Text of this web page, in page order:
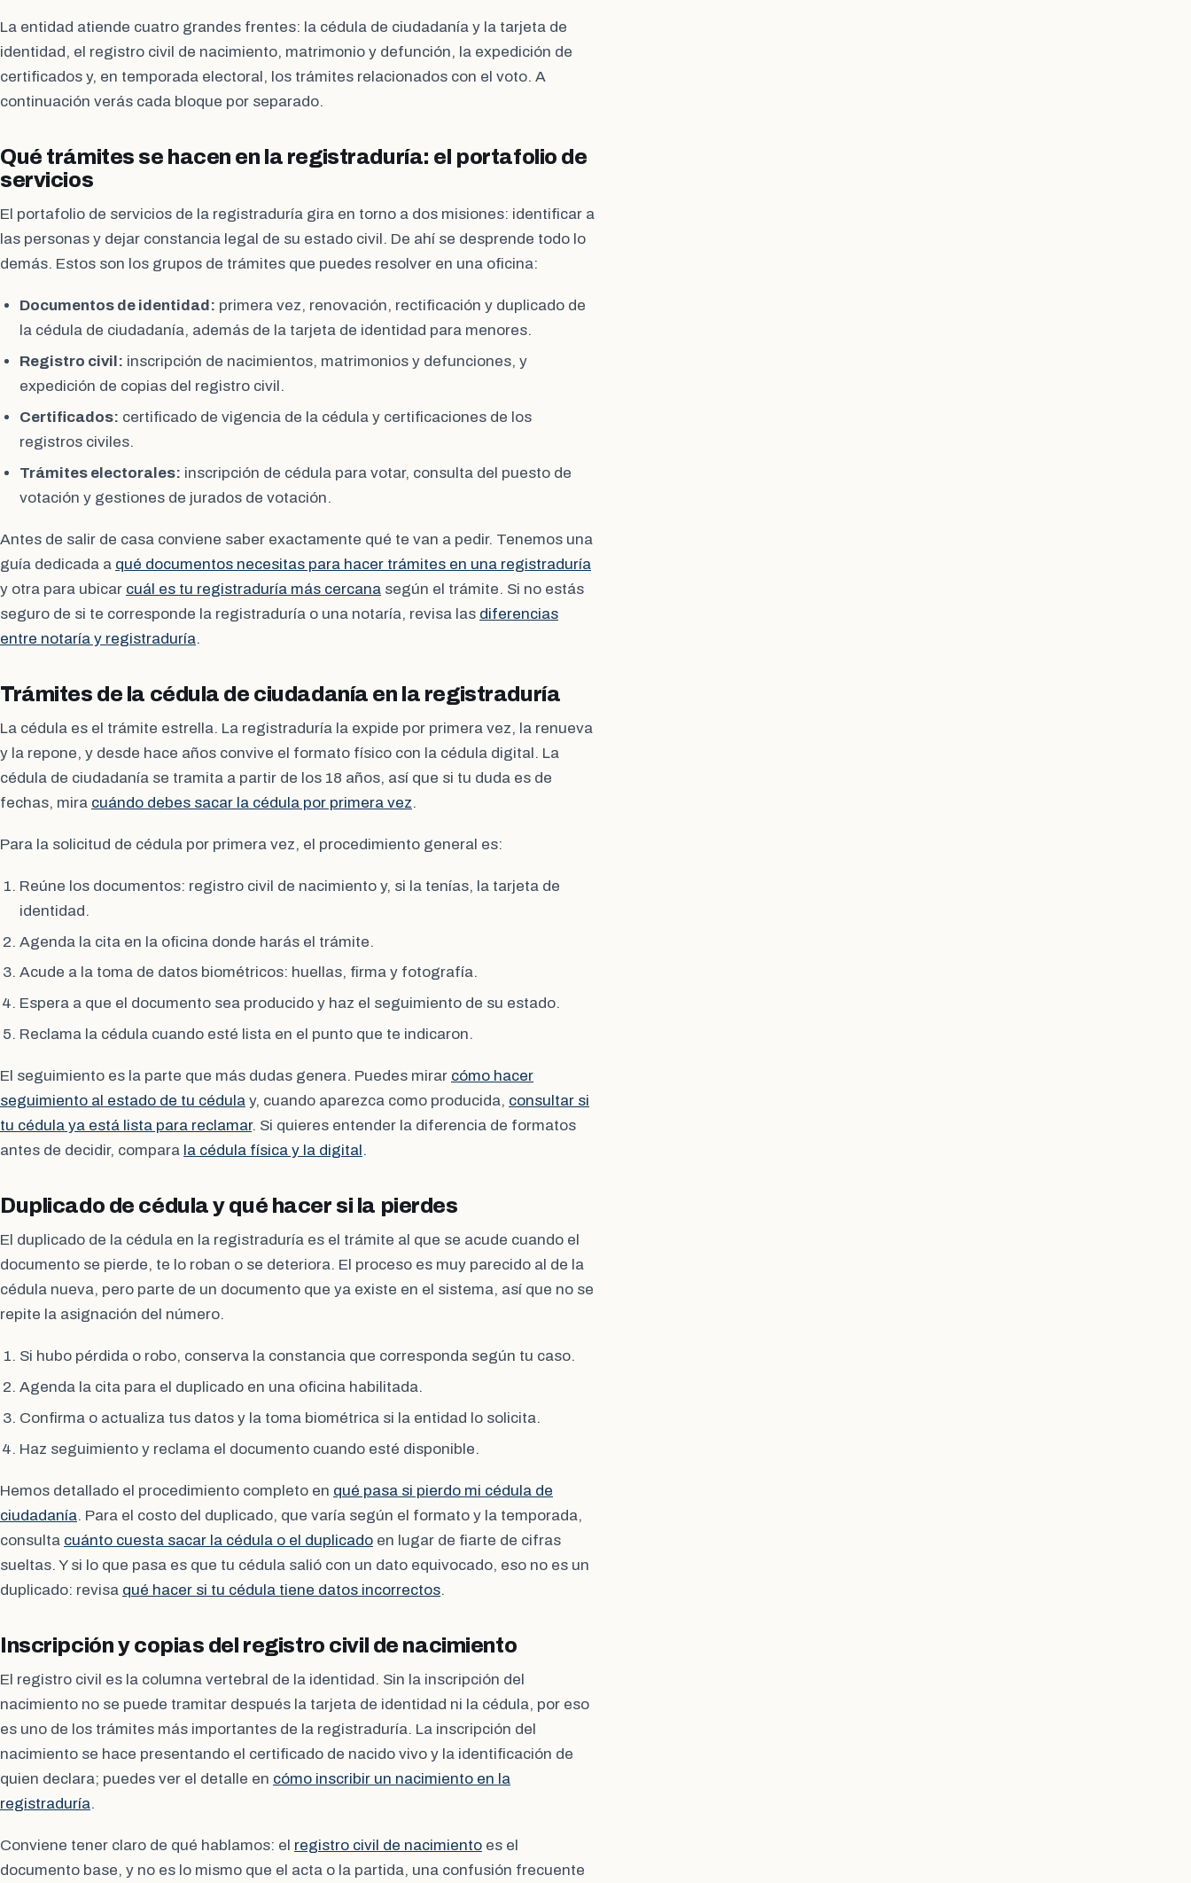
La entidad atiende cuatro grandes frentes: la cédula de ciudadanía y la tarjeta de
identidad, el registro civil de nacimiento, matrimonio y defunción, la expedición de
certificados y, en temporada electoral, los trámites relacionados con el voto. A
continuación verás cada bloque por separado.
Qué trámites se hacen en la registraduría: el portafolio de
servicios
El portafolio de servicios de la registraduría gira en torno a dos misiones: identificar a
las personas y dejar constancia legal de su estado civil. De ahí se desprende todo lo
demás. Estos son los grupos de trámites que puedes resolver en una oficina:
Documentos de identidad: primera vez, renovación, rectificación y duplicado de
la cédula de ciudadanía, además de la tarjeta de identidad para menores.
Registro civil: inscripción de nacimientos, matrimonios y defunciones, y
expedición de copias del registro civil.
Certificados: certificado de vigencia de la cédula y certificaciones de los
registros civiles.
Trámites electorales: inscripción de cédula para votar, consulta del puesto de
votación y gestiones de jurados de votación.
Antes de salir de casa conviene saber exactamente qué te van a pedir. Tenemos una
guía dedicada a qué documentos necesitas para hacer trámites en una registraduría
y otra para ubicar cuál es tu registraduría más cercana según el trámite. Si no estás
seguro de si te corresponde la registraduría o una notaría, revisa las diferencias
entre notaría y registraduría.
Trámites de la cédula de ciudadanía en la registraduría
La cédula es el trámite estrella. La registraduría la expide por primera vez, la renueva
y la repone, y desde hace años convive el formato físico con la cédula digital. La
cédula de ciudadanía se tramita a partir de los 18 años, así que si tu duda es de
fechas, mira cuándo debes sacar la cédula por primera vez.
Para la solicitud de cédula por primera vez, el procedimiento general es:
Reúne los documentos: registro civil de nacimiento y, si la tenías, la tarjeta de
identidad.
Agenda la cita en la oficina donde harás el trámite.
Acude a la toma de datos biométricos: huellas, firma y fotografía.
Espera a que el documento sea producido y haz el seguimiento de su estado.
Reclama la cédula cuando esté lista en el punto que te indicaron.
El seguimiento es la parte que más dudas genera. Puedes mirar cómo hacer
seguimiento al estado de tu cédula y, cuando aparezca como producida, consultar si
tu cédula ya está lista para reclamar. Si quieres entender la diferencia de formatos
antes de decidir, compara la cédula física y la digital.
Duplicado de cédula y qué hacer si la pierdes
El duplicado de la cédula en la registraduría es el trámite al que se acude cuando el
documento se pierde, te lo roban o se deteriora. El proceso es muy parecido al de la
cédula nueva, pero parte de un documento que ya existe en el sistema, así que no se
repite la asignación del número.
Si hubo pérdida o robo, conserva la constancia que corresponda según tu caso.
Agenda la cita para el duplicado en una oficina habilitada.
Confirma o actualiza tus datos y la toma biométrica si la entidad lo solicita.
Haz seguimiento y reclama el documento cuando esté disponible.
Hemos detallado el procedimiento completo en qué pasa si pierdo mi cédula de
ciudadanía. Para el costo del duplicado, que varía según el formato y la temporada,
consulta cuánto cuesta sacar la cédula o el duplicado en lugar de fiarte de cifras
sueltas. Y si lo que pasa es que tu cédula salió con un dato equivocado, eso no es un
duplicado: revisa qué hacer si tu cédula tiene datos incorrectos.
Inscripción y copias del registro civil de nacimiento
El registro civil es la columna vertebral de la identidad. Sin la inscripción del
nacimiento no se puede tramitar después la tarjeta de identidad ni la cédula, por eso
es uno de los trámites más importantes de la registraduría. La inscripción del
nacimiento se hace presentando el certificado de nacido vivo y la identificación de
quien declara; puedes ver el detalle en cómo inscribir un nacimiento en la
registraduría.
Conviene tener claro de qué hablamos: el registro civil de nacimiento es el
documento base, y no es lo mismo que el acta o la partida, una confusión frecuente